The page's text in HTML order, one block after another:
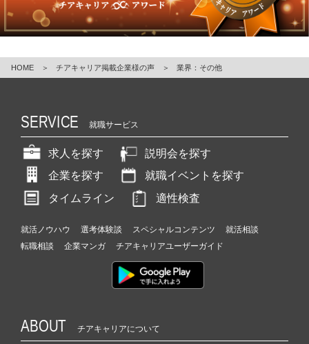
ウ
ト
が
く
就
イ
ト
チ
ア
キ
ャ
ア
h
e
e
a
r
HOME ＞ チアキャリア掲載企業様の声 ＞ 業界：その他
SERVICE 就職サービス
求人を探す
説明会を探す
企業を探す
就職イベントを探す
タイムライン
適性検査
就活ノウハウ 選考体験談 スペシャルコンテンツ
就活相談
転職相談
企業マンガ チアキャリアユーザーガイド
ABOUT チアキャリアについて